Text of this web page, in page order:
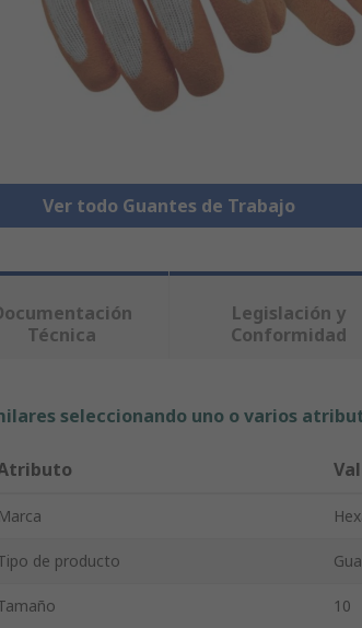
Ver todo Guantes de Trabajo
Técnica
Legislación y
Conformidad
seleccionando uno o varios
Marca
de producto
10